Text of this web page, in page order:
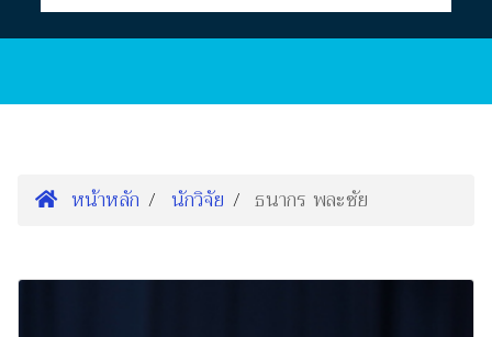
หน้าหลัก นักวิจัย ธนากร พละชัย